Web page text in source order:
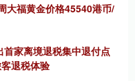
大福黄金价格45540港币/
家离境退税集中退付点
退税体验